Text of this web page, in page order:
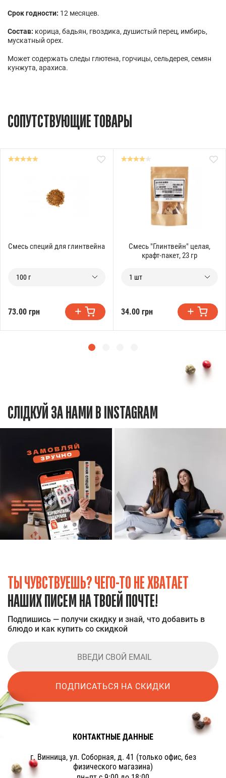
Срок годности: 12 месяцев.
Состав: корица, бадьян, гвоздика, душистый перец, имбирь,
мускатный орех.
Может содержать следы глютена, горчицы, сельдерея, семян
кунжута, арахиса.
СОПУТСТВУЮЩИЕ ТОВАРЫ
Смесь специй для глинтвейна
100 г
73.00 грн
Смесь "Глинтвейн" целая,
крафт-пакет, 23 гр
1 шт
34.00 грн
СЛІДКУЙ ЗА НАМИ В INSTAGRAM
ТЫ ЧУВСТВУЕШЬ? ЧЕГО-ТО НЕ ХВАТАЕТ
НАШИХ ПИСЕМ НА ТВОЕЙ ПОЧТЕ!
Подпишись — получи скидку и знай, что добавить в
блюдо и как купить со скидкой
ПОДПИСАТЬСЯ НА СКИДКИ
КОНТАКТНЫЕ ДАННЫЕ
г. Винница, ул. Соборная, д. 41 (только офис, без
физического магазина)